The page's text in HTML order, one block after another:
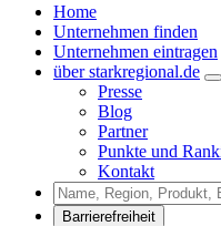
Home
Unternehmen finden
Unternehmen eintragen
über starkregional.de
Presse
Blog
Partner
Punkte und
Kontakt
Barrierefreiheit